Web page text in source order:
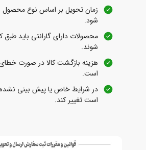
زمان تحویل بر اساس نوع
شود.
محصولات دارای گارانتی باید
شوند.
هزینه بازگشت کالا در صورت
است.
در شرایط خاص یا پیش‌ بینی‌
است تغییر کند.